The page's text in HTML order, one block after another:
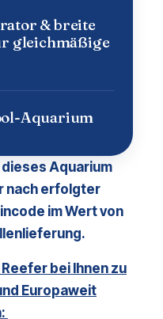
& breite
gleichmäßige
Aquarium
dieses Aquarium
nach erfolgter
im Wert von
bei Ihnen zu
Europaweit